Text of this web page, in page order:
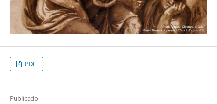
PDF
Publicado